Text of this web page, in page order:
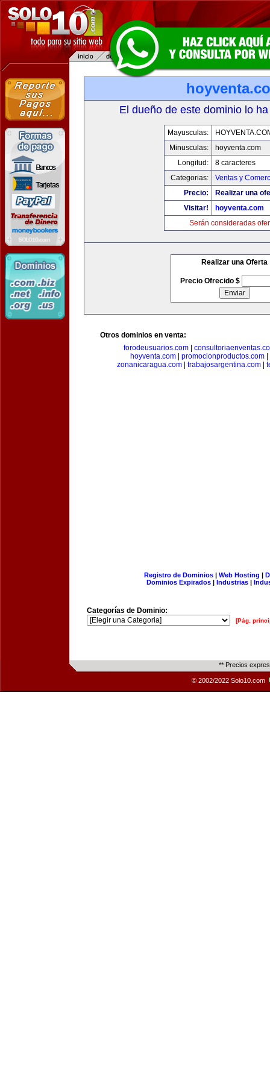
El dueño de este dominio lo
Mayusculas:
Minusculas:
hoyventa.com
Longitud:
8 caracteres
Categorias:
Ventas y
Precio:
Realizar una
Visitar!
hoyventa.com
Serán consideradas
Realizar una Oferta
Precio Ofrecido $
Otros dominios en venta:
forodeusuarios.com
hoyventa.com| promocionproductos.com|
zonanicaragua.com
trabajosargentina.com
Registro de Dominios| Web Hosting |
Dominios Expirados | Industrias |
Categorías de Dominio:
[Pág.
** Precios
© 2002/2022 Solo10.com